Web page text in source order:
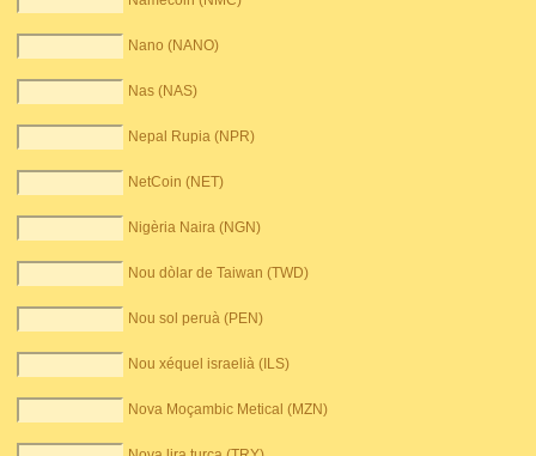
Nano (NANO)
Nas (NAS)
Nepal Rupia (NPR)
NetCoin (NET)
Nigèria Naira (NGN)
Nou dòlar de Taiwan (TWD)
Nou sol peruà (PEN)
Nou xéquel israelià (ILS)
Nova Moçambic Metical (MZN)